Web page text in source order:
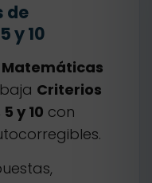
de
y 10
Matemáticas
Criterios
y 10 con